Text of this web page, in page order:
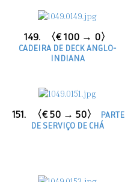
149. 〈€ 100 → 0〉
CADEIRA DE DECK ANGLO-
INDIANA
151. 〈€ 50 → 50〉
PARTE
DE SERVIÇO DE CHÁ